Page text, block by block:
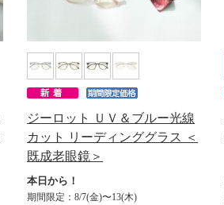
ジーロット ＵＶ＆ブルー光線
カット リーディンググラス ＜
既成老眼鏡＞
本日から！
期間限定：8/7(金)〜13(木)